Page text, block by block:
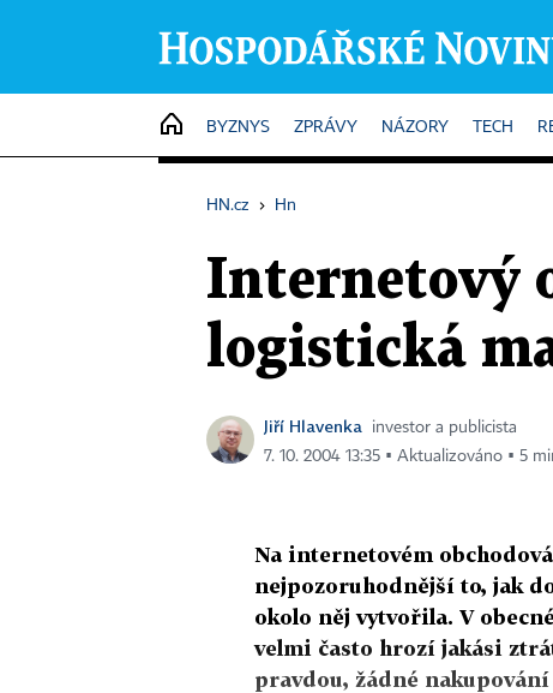
HOME
BYZNYS ZPRÁVY NÁZORY TECH
HN.cz › Hn
Internetový
logistická
Jiří Hlavenka
investor a publicista
7. 10. 2004 13:35 ▪ Aktualizováno ▪ 5
Na internetovém
nejpozoruhodnější to, jak
okolo něj vytvořila. V
velmi často hrozí jakási
pravdou, žádné